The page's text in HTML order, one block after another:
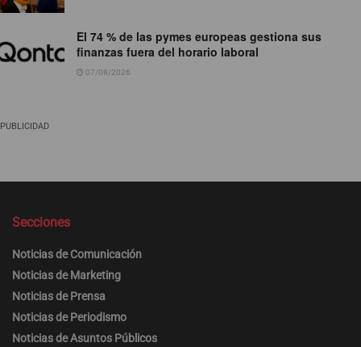
El 74 % de las pymes europeas gestiona sus
finanzas fuera del horario laboral
07/08/2026
PUBLICIDAD
Secciones
Noticias de Comunicación
Noticias de Marketing
Noticias de Prensa
Noticias de Periodismo
Noticias de Asuntos Públicos